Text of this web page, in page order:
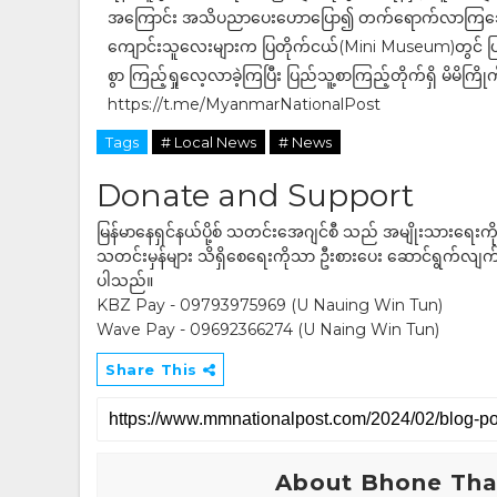
အကြောင်း အသိပညာ‌ပေးဟောပြော၍ တက်ရောက်လာကြသ
ကျောင်းသူလေးများက ပြတိုက်ငယ်(Mini Museum)တွင်
စွာ ကြည့်ရှုလေ့လာခဲ့ကြပြီး ပြည်သူ့စာကြည့်တိုက်ရှိ မိမိကြိုက်
https://t.me/MyanmarNationalPost
Tags # Local News # News
Donate and Support
မြန်မာနေရှင်နယ်ပို့စ် သတင်းအေဂျင်စီ သည် အမျိုးသားရေ
သတင်းမှန်များ သိရှိစေရေးကိုသာ ဦးစားပေး ဆောင်ရွက်
ပါသည်။
KBZ Pay - 09793975969 (U Nauing Win Tun)
Wave Pay - 09692366274 (U Naing Win Tun)
Share This
About Bhone